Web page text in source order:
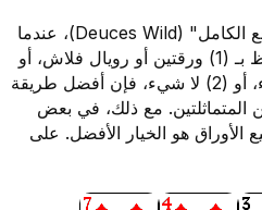
عادةً في لعبة فيديو بوكر "الدفع الكامل" (Deuces Wild)، عندما
يكون لدى اللاعب خيار الاحتفاظ بـ (1) ورقتين أو رويال فلاش، أو
ملك عالي، أو بدون أوراق جزاء، أو (2) لا شيء، فإن أفضل طريقة
المتماثلتين. مع ذلك، في بعض
هو الخيار الأفضل. على